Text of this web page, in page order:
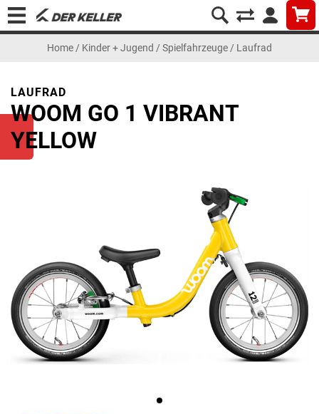
Home / Kinder + Jugend / Spielfahrzeuge / Laufrad
LAUFRAD
WOOM GO 1 VIBRANT
YELLOW